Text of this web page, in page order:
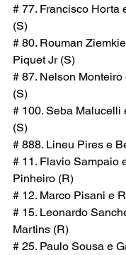
# 77. Francisco Horta
(S)
# 80. Rouman
Piquet Jr (S)
# 87. Nelson
(S)
# 100. Seba Malucelli
(S)
# 888. Lineu Pires e
# 11. Flavio Sampaio
Pinheiro (R)
# 12. Marco Pisani e
# 15. Leonardo
Martins (R)
# 25. Paulo Sousa e